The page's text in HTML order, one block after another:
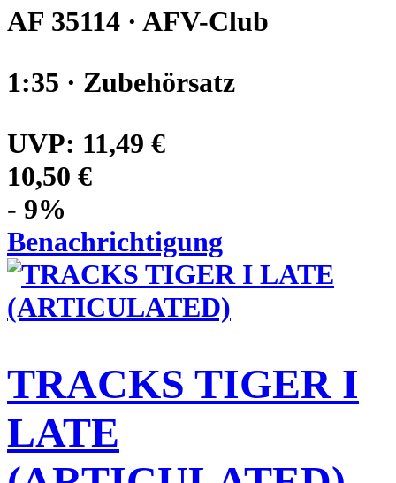
AF 35114 · AFV-Club
1:35 · Zubehörsatz
UVP: 11,49 €
10,50 €
- 9%
Benachrichtigung
TRACKS TIGER I
LATE